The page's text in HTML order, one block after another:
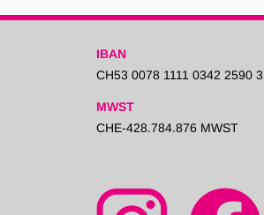
IBAN
CH53 0078 1111 0342 2590 3
MWST
CHE-428.784.876 MWST